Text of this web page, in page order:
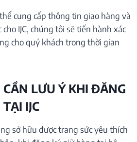
cung cấp thông tin giao hàng và
IJC, chúng tôi sẽ tiến hành xác
cho quý khách trong thời gian
LƯU Ý KHI ĐĂNG
IJC
sở hữu được trang sức yêu thích